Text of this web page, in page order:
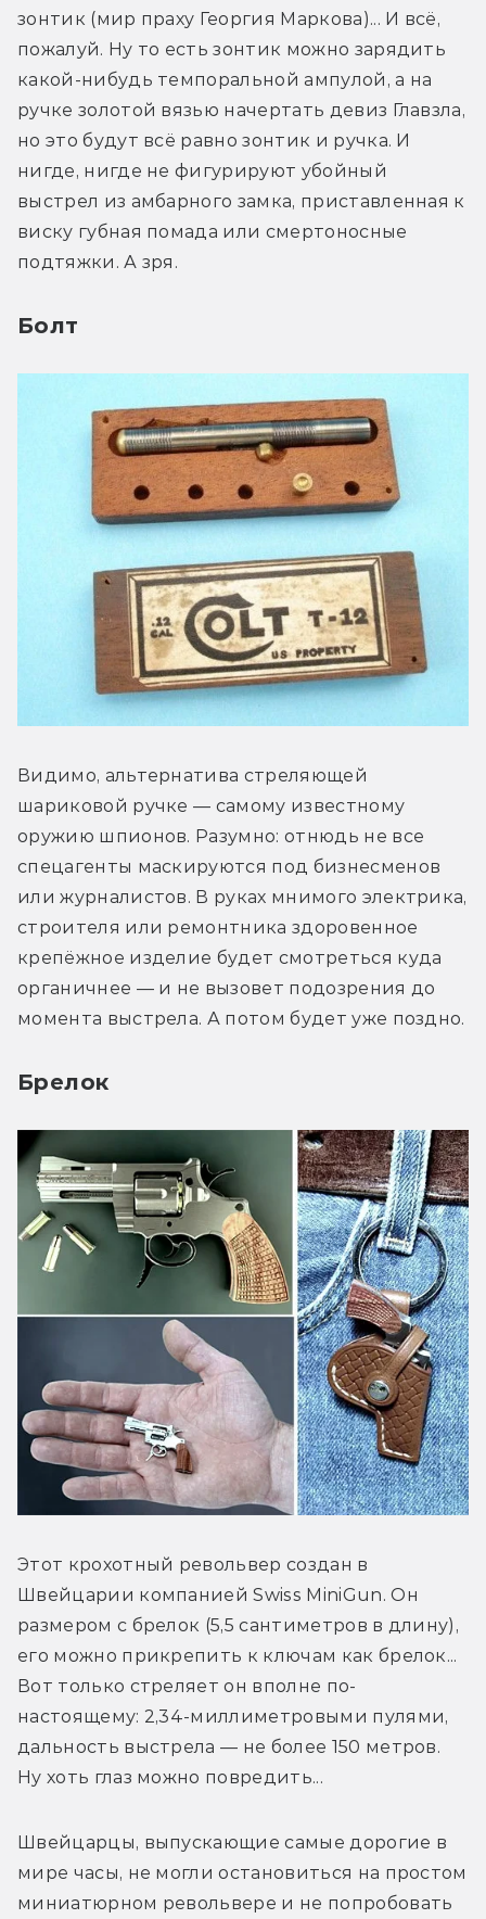
зонтик (мир праху Георгия Маркова)... И всё,
пожалуй. Ну то есть зонтик можно зарядить
какой-нибудь темпоральной ампулой, а на
ручке золотой вязью начертать девиз Главзла,
но это будут всё равно зонтик и ручка. И
нигде, нигде не фигурируют убойный
выстрел из амбарного замка, приставленная к
виску губная помада или смертоносные
подтяжки. А зря.
Болт
Видимо, альтернатива стреляющей
шариковой ручке — самому известному
оружию шпионов. Разумно: отнюдь не все
спецагенты маскируются под бизнесменов
или журналистов. В руках мнимого электрика,
строителя или ремонтника здоровенное
крепёжное изделие будет смотреться куда
органичнее — и не вызовет подозрения до
момента выстрела. А потом будет уже поздно.
Брелок
Этот крохотный револьвер создан в
Швейцарии компанией Swiss MiniGun. Он
размером с брелок (5,5 сантиметров в длину),
его можно прикрепить к ключам как брелок...
Вот только стреляет он вполне по-
настоящему: 2,34-миллиметровыми пулями,
дальность выстрела — не более 150 метров.
Ну хоть глаз можно повредить...
Швейцарцы, выпускающие самые дорогие в
мире часы, не могли остановиться на простом
миниатюрном револьвере и не попробовать